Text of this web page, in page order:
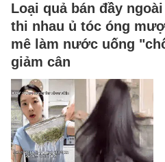
Loại quả bán đầy
thi nhau ủ tóc óng
mê làm nước uống
giảm cân